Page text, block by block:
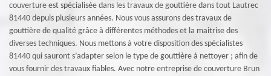
couverture est spécialisée dans les travaux de gouttière dans tout Lautrec
81440 depuis plusieurs années. Nous vous assurons des travaux de
gouttière de qualité grâce à différentes méthodes et la maitrise des
diverses techniques. Nous mettons à votre disposition des spécialistes
81440 qui sauront s’adapter selon le type de gouttière à nettoyer ; afin de
vous fournir des travaux fiables. Avec notre entreprise de couverture Brun